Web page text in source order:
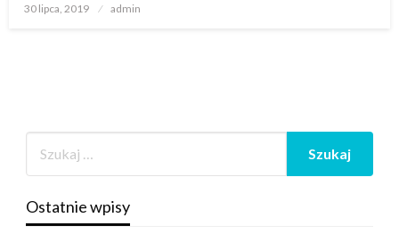
Opublikowane
30 lipca, 2019 admin
Ostatnie wpisy